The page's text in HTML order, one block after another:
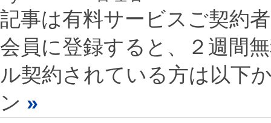
記事は有料サービスご契約
会員に登録すると、２週間
ル契約されている方は以下
ン »